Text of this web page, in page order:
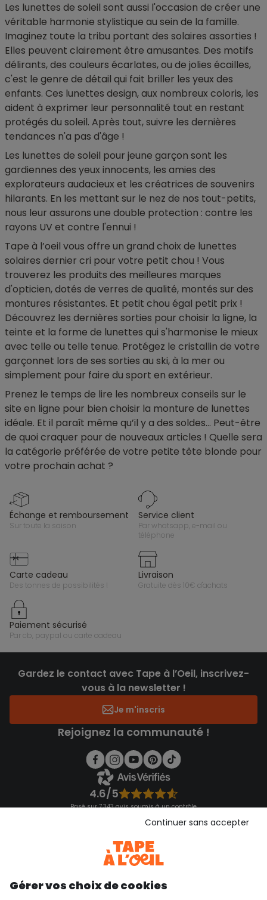
Les lunettes de soleil sont aussi l'occasion de créer une
véritable harmonie stylistique au sein de la famille.
Imaginez toute la tribu portant des solaires assorties !
Elles peuvent clairement être amusantes. Des motifs
délirants, des couleurs écarlates, ou de jolies écailles,
c'est le genre de détail qui fait briller les yeux des
enfants. Ces lunettes design, aux nombreux coloris, les
aident à exprimer leur personnalité tout en restant
protégés du soleil. Après tout, suivre les dernières
tendances n'a pas d'âge !
Les lunettes de soleil pour jeune garçon sont les
gardiennes des yeux innocents, les amies des
explorateurs audacieux et les créatrices de souvenirs
hilarants. En les mettant sur le nez de nos tout-petits,
nous leur assurons une double protection : contre les
rayons UV et contre l'ennui !
Tape à l’oeil vous offre un grand choix de lunettes
solaires dernier cri pour votre petit chou ! Vous
trouverez les produits des meilleures marques
d'opticien, dotés de verres de qualité, montés sur des
montures résistantes. Et petit chou égal petit prix !
Découvrez les dernières sorties pour choisir la ligne, la
teinte et la forme de lunettes qui s'harmonise le mieux
avec telle ou telle tenue. Protégez le cristallin de votre
garçonnet lors de ses sorties au ski, à la mer ou
simplement pour faire du sport en extérieur.
Prenez le temps de lire les nombreux conseils sur le
site en ligne pour bien choisir la monture de lunettes
idéale. Et il paraît même qu’il y a des soldes… Peut-être
de quoi craquer pour de nouveaux articles ! Quelle sera
la catégorie préférée de votre petite tête blonde pour
votre prochain achat ?
échange et remboursement
sur toute la saison
service client
par whatsapp, e-mail ou
téléphone
carte cadeau
des tonnes de possibilités !
livraison
gratuite dès 10€ d'achats
paiement sécurisé
par cb, paypal ou carte cadeau
Gardez le contact avec Tape à l’Oeil, inscrivez-
vous à la newsletter !
Je m'inscris
Rejoignez la communauté !
4.6/5
Basé sur 7 343 avis soumis à un contrôle
Consulter les CGU
Gérer vos choix de cookies
Continuer sans accepter